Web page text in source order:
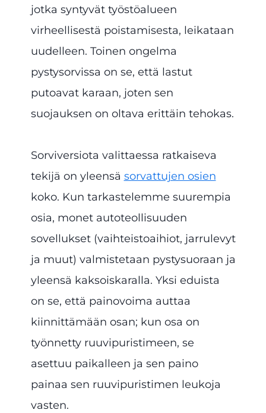
jotka syntyvät työstöalueen
virheellisestä poistamisesta, leikataan
uudelleen. Toinen ongelma
pystysorvissa on se, että lastut
putoavat karaan, joten sen
suojauksen on oltava erittäin tehokas.
Sorviversiota valittaessa ratkaiseva
tekijä on yleensä sorvattujen osien
koko. Kun tarkastelemme suurempia
osia, monet autoteollisuuden
sovellukset (vaihteistoaihiot, jarrulevyt
ja muut) valmistetaan pystysuoraan ja
yleensä kaksoiskaralla. Yksi eduista
on se, että painovoima auttaa
kiinnittämään osan; kun osa on
työnnetty ruuvipuristimeen, se
asettuu paikalleen ja sen paino
painaa sen ruuvipuristimen leukoja
vasten.